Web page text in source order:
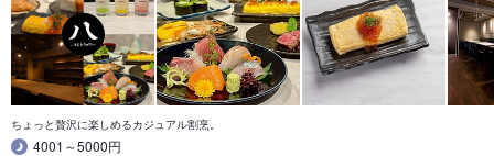
ちょっと贅沢に楽しめるカジュアル割烹。
4001～5000円